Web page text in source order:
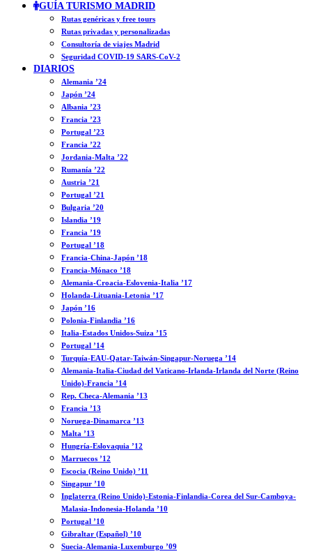
GUÍA TURISMO MADRID
Rutas genéricas y free tours
Rutas privadas y personalizadas
Consultoría de viajes Madrid
Seguridad COVID-19 SARS-CoV-2
DIARIOS
Alemania ’24
Japón ’24
Albania ’23
Francia ’23
Portugal ’23
Francia ’22
Jordania-Malta ’22
Rumanía ’22
Austria ’21
Portugal ’21
Bulgaria ’20
Islandia ’19
Francia ’19
Portugal ’18
Francia-China-Japón ’18
Francia-Mónaco ’18
Alemania-Croacia-Eslovenia-Italia ’17
Holanda-Lituania-Letonia ’17
Japón ’16
Polonia-Finlandia ’16
Italia-Estados Unidos-Suiza ’15
Portugal ’14
Turquía-EAU-Qatar-Taiwán-Singapur-Noruega ’14
Alemania-Italia-Ciudad del Vaticano-Irlanda-Irlanda del Norte (Reino
Unido)-Francia ’14
Rep. Checa-Alemania ’13
Francia ’13
Noruega-Dinamarca ’13
Malta ’13
Hungría-Eslovaquia ’12
Marruecos ’12
Escocia (Reino Unido) ’11
Singapur ’10
Inglaterra (Reino Unido)-Estonia-Finlandia-Corea del Sur-Camboya-
Malasia-Indonesia-Holanda ’10
Portugal ’10
Gibraltar (Español) ’10
Suecia-Alemania-Luxemburgo ’09